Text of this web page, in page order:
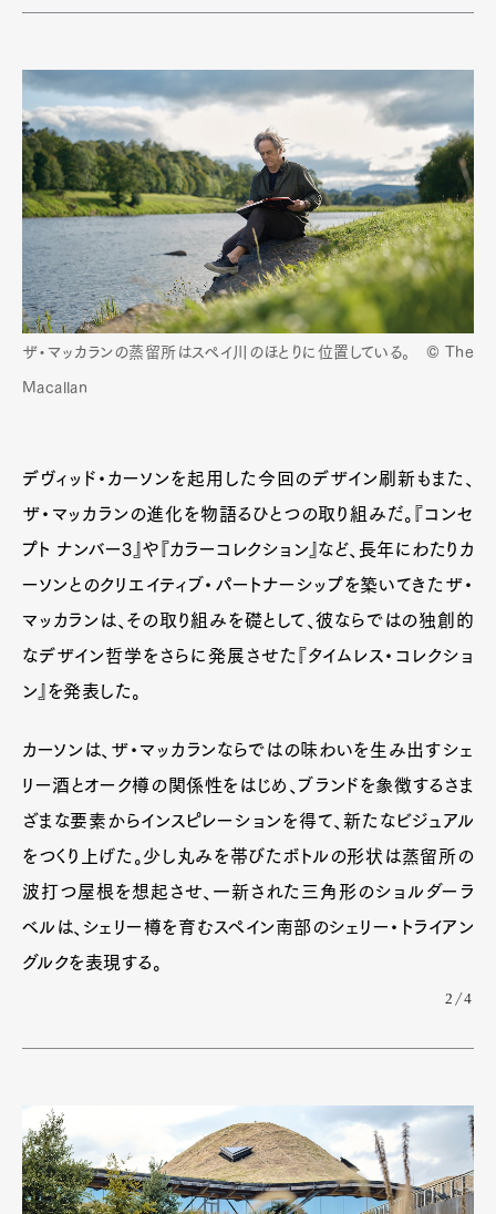
ザ・マッカランの蒸留所はスペイ川のほとりに位置している。 © The
Macallan
デヴィッド・カーソンを起用した今回のデザイン刷新もまた、
ザ・マッカランの進化を物語るひとつの取り組みだ。『コンセ
プト ナンバー3』や『カラーコレクション』など、長年にわたりカ
ーソンとのクリエイティブ・パートナーシップを築いてきたザ・
マッカランは、その取り組みを礎として、彼ならではの独創的
なデザイン哲学をさらに発展させた『タイムレス・コレクショ
ン』を発表した。
カーソンは、ザ・マッカランならではの味わいを生み出すシェ
リー酒とオーク樽の関係性をはじめ、ブランドを象徴するさま
ざまな要素からインスピレーションを得て、新たなビジュアル
をつくり上げた。少し丸みを帯びたボトルの形状は蒸留所の
波打つ屋根を想起させ、一新された三角形のショルダーラ
ベルは、シェリー樽を育むスペイン南部のシェリー・トライアン
グルクを表現する。
2/4